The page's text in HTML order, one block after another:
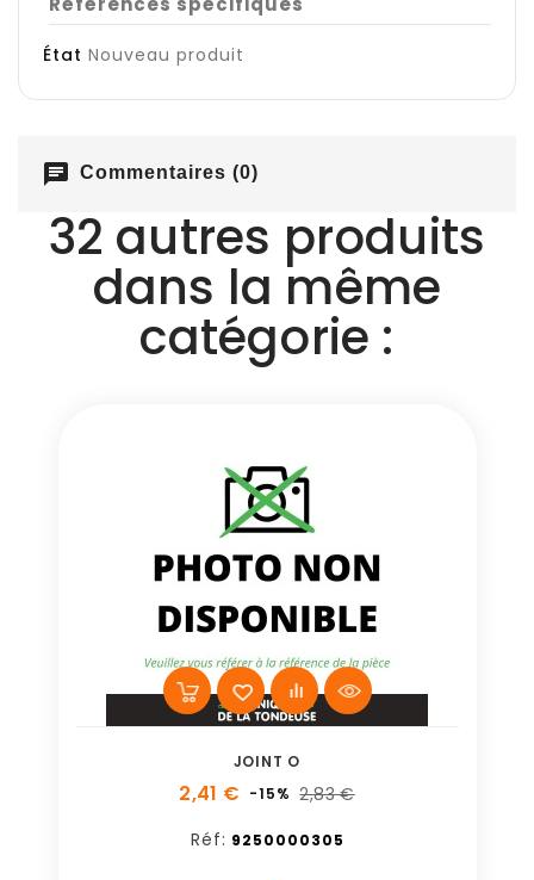
État Nouveau produit
chat Commentaires (0)
32 autres produits
dans la même
catégorie :
JOINT O
2,41 € -15% 2,83 €
Réf: 9250000305